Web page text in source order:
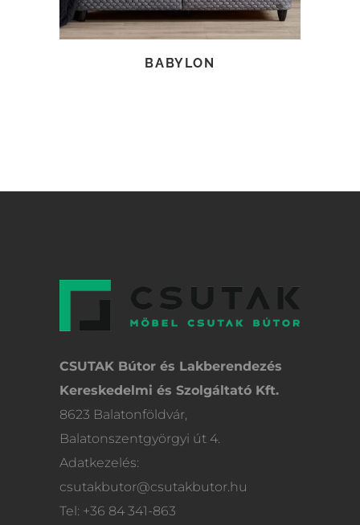
BABYLON
CSUTAK Bútor és Lakberendezés
Kereskedelmi és Szolgáltató Kft.
8623 Balatonföldvár,
Balatonszentgyörgyi út 4.
Adatkezelés:
csutakbutor@csutakbutor.hu
Tel: +36 84 341-863